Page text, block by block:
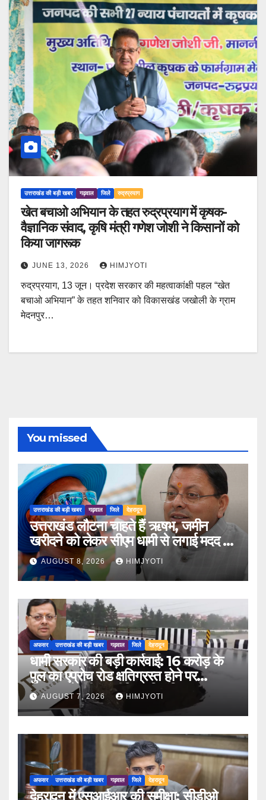
उत्तराखंड की बड़ी खबर गढ़वाल जिले रुद्रप्रयाग
खेत बचाओ अभियान के तहत रुद्रप्रयाग में कृषक-
वैज्ञानिक संवाद, कृषि मंत्री गणेश जोशी ने किसानों को
किया जागरूक
JUNE 13, 2026 HIMJYOTI
रुद्रप्रयाग, 13 जून। प्रदेश सरकार की महत्वाकांक्षी पहल “खेत
बचाओ अभियान” के तहत शनिवार को विकासखंड जखोली के ग्राम
मेदनपुर…
You missed
उत्तराखंड की बड़ी खबर गढ़वाल जिले देहरादून
उत्तराखंड लौटना चाहते हैं ऋषभ, जमीन
खरीदने को लेकर सीएम धामी से लगाई मदद की
गुहारAUGUST 8, 2026 HIMJYOTI
अफसर उत्तराखंड की बड़ी खबर गढ़वाल जिले देहरादून
धामी सरकार की बड़ी कार्रवाई: 16 करोड़ के
पुल का एप्रोच रोड क्षतिग्रस्त होने पर
PWD के तीन इंजीनियर निलंबित
AUGUST 7, 2026 HIMJYOTI
अफसर उत्तराखंड की बड़ी खबर गढ़वाल जिले देहरादून
देहरादून में एसआईआर की समीक्षा: सीडीओ